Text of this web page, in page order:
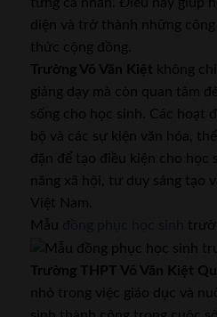
từng cá nhân. Điều này giúp
diện và trở thành những
thức cộng đồng.
Trường Võ Văn Kiệt không
giảng dạy mà còn quan tâm
sống cho học sinh. Các hoạt
bộ và các sự kiện văn hóa,
đặn để tạo điều kiện cho học
năng xã hội, tư duy sáng tạo
Việt Nam.
Mẫu
Trường THPT Võ Văn Kiệt
nhỏ trong việc giáo dục và